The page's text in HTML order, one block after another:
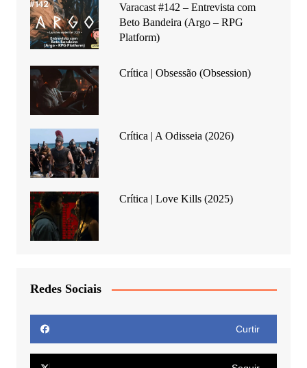
Varacast #142 – Entrevista com
Beto Bandeira (Argo – RPG
Platform)
Crítica | Obsessão (Obsession)
Crítica | A Odisseia (2026)
Crítica | Love Kills (2025)
Redes Sociais
Curtir